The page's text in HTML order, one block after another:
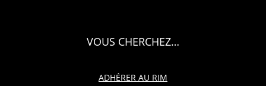
VOUS CHERCHEZ…
ADHÉRER AU RIM